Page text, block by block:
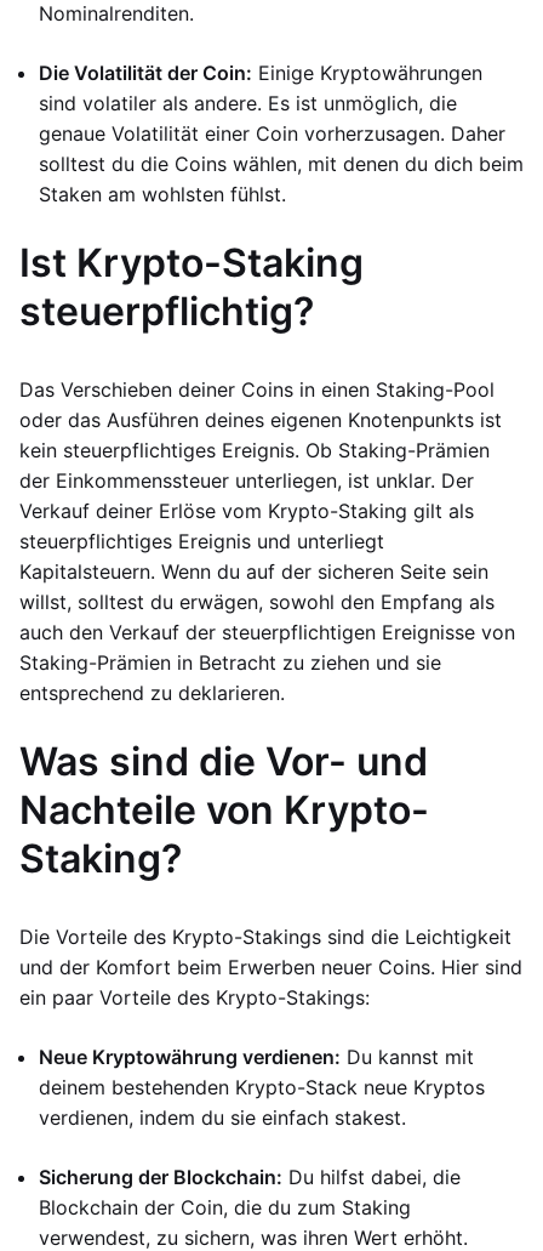
Nominalrenditen.
Die Volatilität der Coin: Einige Kryptowährungen
sind volatiler als andere. Es ist unmöglich, die
genaue Volatilität einer Coin vorherzusagen. Daher
solltest du die Coins wählen, mit denen du dich beim
Staken am wohlsten fühlst.
Ist Krypto-Staking
steuerpflichtig?
Das Verschieben deiner Coins in einen Staking-Pool
oder das Ausführen deines eigenen Knotenpunkts ist
kein steuerpflichtiges Ereignis. Ob Staking-Prämien
der Einkommenssteuer unterliegen, ist unklar. Der
Verkauf deiner Erlöse vom Krypto-Staking gilt als
steuerpflichtiges Ereignis und unterliegt
Kapitalsteuern. Wenn du auf der sicheren Seite sein
willst, solltest du erwägen, sowohl den Empfang als
auch den Verkauf der steuerpflichtigen Ereignisse von
Staking-Prämien in Betracht zu ziehen und sie
entsprechend zu deklarieren.
Was sind die Vor- und
Nachteile von Krypto-
Staking?
Die Vorteile des Krypto-Stakings sind die Leichtigkeit
und der Komfort beim Erwerben neuer Coins. Hier sind
ein paar Vorteile des Krypto-Stakings:
Neue Kryptowährung verdienen: Du kannst mit
deinem bestehenden Krypto-Stack neue Kryptos
verdienen, indem du sie einfach stakest.
Sicherung der Blockchain: Du hilfst dabei, die
Blockchain der Coin, die du zum Staking
verwendest, zu sichern, was ihren Wert erhöht.